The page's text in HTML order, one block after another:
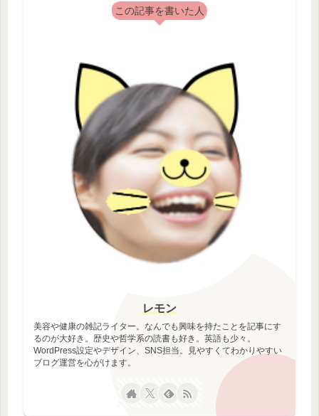
この記事を書いた人
レモン
美容や健康の雑記ライター。なんでも興味を持たことを記事にす
るのが大好き。歴史や哲学系の読書も好き。英語も少々。
WordPress設定やデザイン、SNS担当。見やすくてわかりやすい
ブログ運営を心がけます。